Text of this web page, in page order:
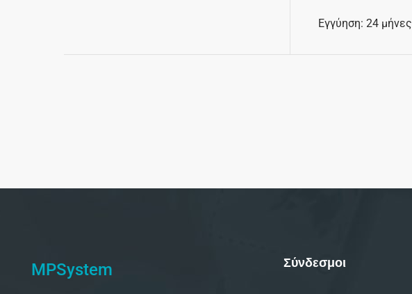
Εγγύηση: 24 μήνες
MPSystem Σύνδεσμοι